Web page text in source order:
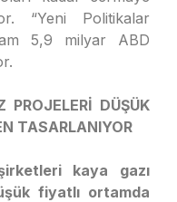
“Yeni Politikalar
5,9 milyar ABD
PROJELERİ DÜŞÜK
TASARLANIYOR
kaya gazı
fiyatlı ortamda